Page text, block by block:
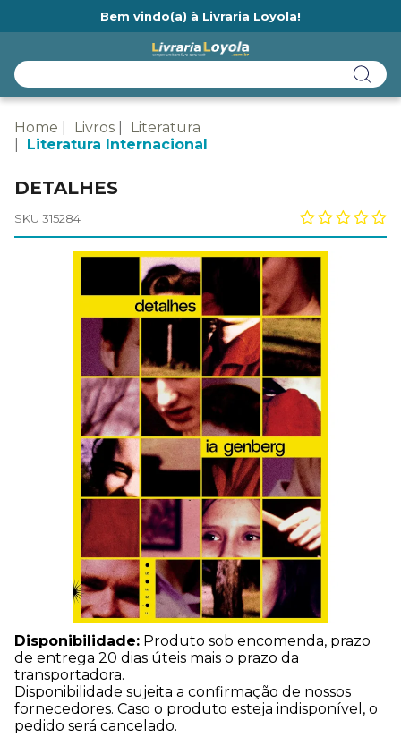
Bem vindo(a) à Livraria Loyola!
Home Livros
Literatura
Literatura Internacional
DETALHES
SKU 315284
Disponibilidade: Produto sob encomenda, prazo
de entrega 20 dias úteis mais o prazo da
transportadora.
Disponibilidade sujeita a confirmação de nossos
fornecedores. Caso o produto esteja indisponível, o
pedido será cancelado.